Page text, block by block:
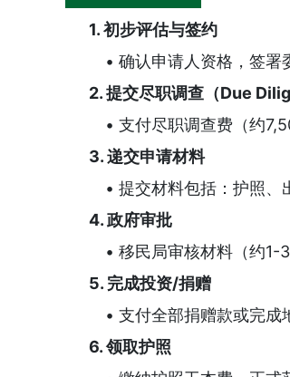
1. 初步评估与签约
• 确认申请人资格，签署
2. 提交尽职调查（Due
• 支付尽职调查费（约
3. 递交申请材料
• 提交材料包括：护照、
4. 政府审批
• 移民局审核材料（约1-3
5. 完成投资/捐赠
• 支付全部捐赠款或完成
6. 领取护照